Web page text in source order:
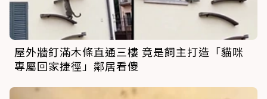
屋外牆釘滿木條直通三樓 竟是飼主打造「貓咪
專屬回家捷徑」鄰居看傻